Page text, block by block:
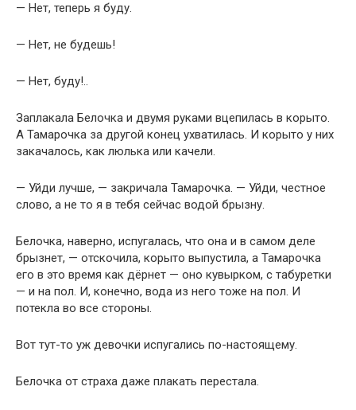
— Нет, теперь я буду.
— Нет, не будешь!
— Нет, буду!..
Заплакала Белочка и двумя руками вцепилась в корыто.
А Тамарочка за другой конец ухватилась. И корыто у них
закачалось, как люлька или качели.
— Уйди лучше, — закричала Тамарочка. — Уйди, честное
слово, а не то я в тебя сейчас водой брызну.
Белочка, наверно, испугалась, что она и в самом деле
брызнет, — отскочила, корыто выпустила, а Тамарочка
его в это время как дёрнет — оно кувырком, с табуретки
— и на пол. И, конечно, вода из него тоже на пол. И
потекла во все стороны.
Вот тут-то уж девочки испугались по-настоящему.
Белочка от страха даже плакать перестала.